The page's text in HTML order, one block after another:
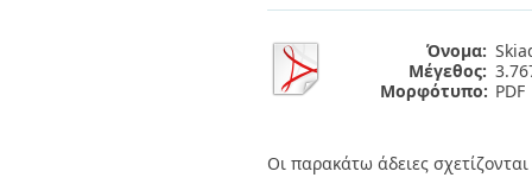
Όνομα:
Μέγεθος:
Μορφότυπο: PDF
Οι παρακάτω άδειες